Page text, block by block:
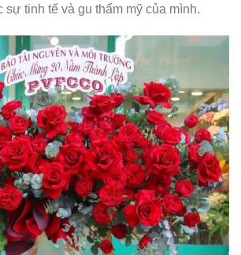
sự tinh tế và gu thẩm mỹ của mình.